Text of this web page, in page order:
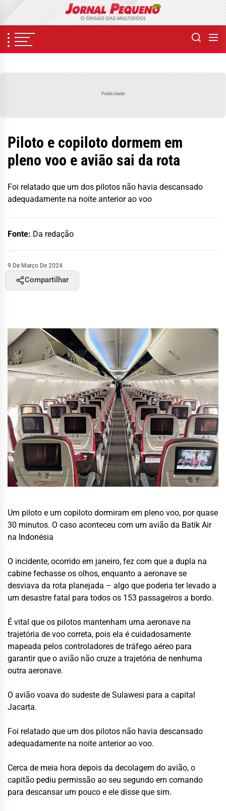
content
Publicidade
Piloto e copiloto dormem em
pleno voo e avião sai da rota
Foi relatado que um dos pilotos não havia descansado
adequadamente na noite anterior ao voo
Fonte: Da redação
9 De Março De 2024
Compartilhar
Um piloto e um copiloto dormiram em pleno voo, por quase
30 minutos. O caso aconteceu com um avião da Batik Air
na Indonésia
O incidente, ocorrido em janeiro, fez com que a dupla na
cabine fechasse os olhos, enquanto a aeronave se
desviava da rota planejada – algo que poderia ter levado a
um desastre fatal para todos os 153 passageiros a bordo.
É vital que os pilotos mantenham uma aeronave na
trajetória de voo correta, pois ela é cuidadosamente
mapeada pelos controladores de tráfego aéreo para
garantir que o avião não cruze a trajetória de nenhuma
outra aeronave.
O avião voava do sudeste de Sulawesi para a capital
Jacarta.
Foi relatado que um dos pilotos não havia descansado
adequadamente na noite anterior ao voo.
Cerca de meia hora depois da decolagem do avião, o
capitão pediu permissão ao seu segundo em comando
para descansar um pouco e ele disse que sim.